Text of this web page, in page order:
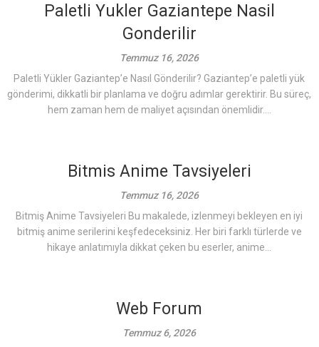
Paletli Yukler Gaziantepe Nasil
Gonderilir
Temmuz 16, 2026
Paletli Yükler Gaziantep’e Nasıl Gönderilir? Gaziantep’e paletli yük
gönderimi, dikkatli bir planlama ve doğru adımlar gerektirir. Bu süreç,
hem zaman hem de maliyet açısından önemlidir....
Bitmis Anime Tavsiyeleri
Temmuz 16, 2026
Bitmiş Anime Tavsiyeleri Bu makalede, izlenmeyi bekleyen en iyi
bitmiş anime serilerini keşfedeceksiniz. Her biri farklı türlerde ve
hikaye anlatımıyla dikkat çeken bu eserler, anime...
Web Forum
Temmuz 6, 2026